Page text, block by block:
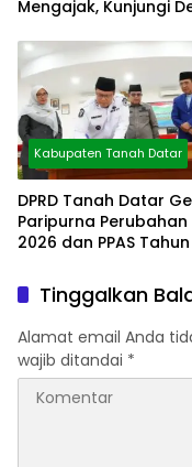
Mengajak, Kunjungi
Kabupaten Tanah Datar
DPRD Tanah Datar
Paripurna Perubahan
2026 dan PPAS
Tinggalkan
Alamat email Anda
wajib ditandai *